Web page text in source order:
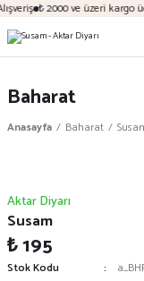
₺ 2000 ve üzeri kargo
Baharat
Anasayfa Baharat
Aktar Diyarı
Susam
₺ 195
Stok Kodu